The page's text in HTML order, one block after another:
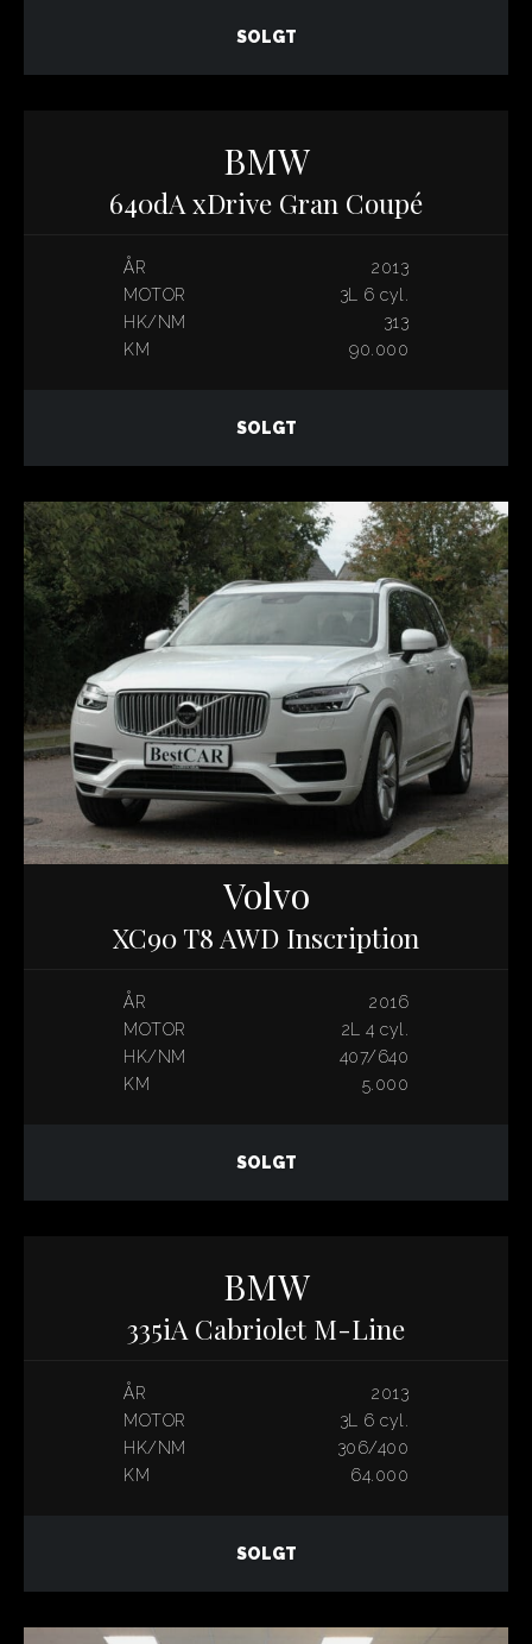
SOLGT
BMW
640dA xDrive Gran Coupé
ÅR
2013
MOTOR
3L 6 cyl.
HK/NM
313
KM
90.000
SOLGT
Volvo
XC90 T8 AWD Inscription
ÅR
2016
MOTOR
2L 4 cyl.
HK/NM
407/640
KM
5.000
SOLGT
BMW
335iA Cabriolet M-Line
ÅR
2013
MOTOR
3L 6 cyl.
HK/NM
306/400
KM
64.000
SOLGT